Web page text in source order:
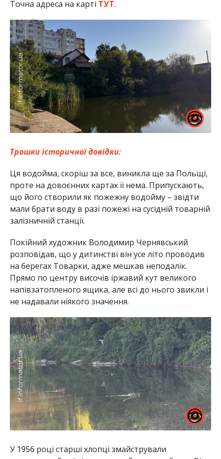
Точна адреса на карті ТУТ.
Трошки історичної довідки:
Ця водойма, скоріш за все, виникла ще за Польщі,
проте на довоєнних картах її нема. Припускають,
що його створили як пожежну водойму – звідти
мали брати воду в разі пожежі на сусідній товарній
залізничній станції.
Покійний художник Володимир Чернявський
розповідав, що у дитинстві він усе літо проводив
на берегах Товарки, адже мешкав неподалік.
Прямо по центру височів іржавий кут великого
напівзатопленого ящика, але всі до нього звикли і
не надавали ніякого значення.
У 1956 році старші хлопці змайстрували